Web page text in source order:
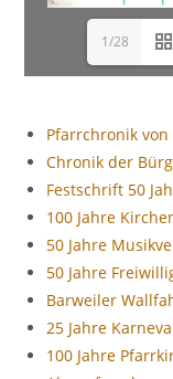
1/28
Pfarrchronik
Chronik der
Festschrift 50
100 Jahre
50 Jahre
50 Jahre
Barweiler
25 Jahre
100 Jahre